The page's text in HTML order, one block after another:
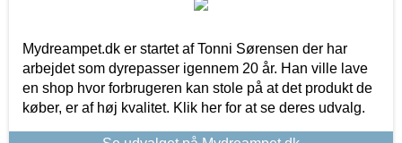
Mydreampet.dk er startet af Tonni Sørensen der har
arbejdet som dyrepasser igennem 20 år. Han ville lave
en shop hvor forbrugeren kan stole på at det produkt de
køber, er af høj kvalitet. Klik her for at se deres udvalg.